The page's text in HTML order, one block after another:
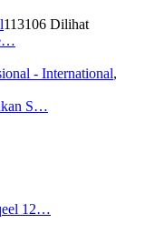
113106 Dilihat
- International,
S…
12…